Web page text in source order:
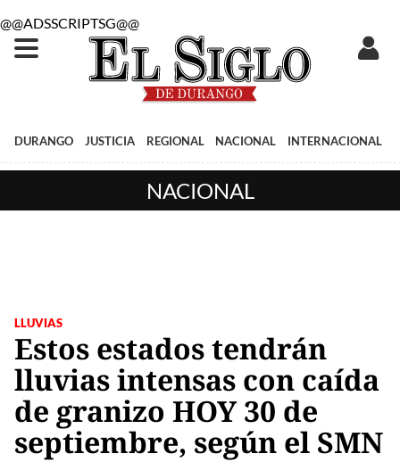
@@ADSSCRIPTSG@@
DURANGO JUSTICIA REGIONAL NACIONAL INTERNACIONAL
NACIONAL
LLUVIAS
Estos estados tendrán
lluvias intensas con caída
de granizo HOY 30 de
septiembre, según el SMN